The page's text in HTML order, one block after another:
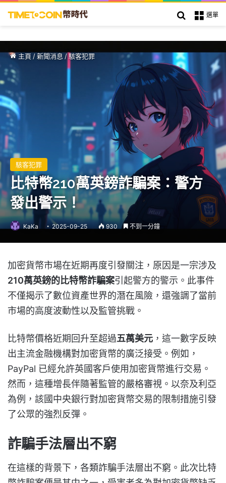
選單
搜索
主頁 /新聞消息 /駭客犯罪
駭客犯罪
比特幣210萬英鎊詐騙案：警方
發出警示！
KaKa 2025-09-25 930 不到一分鐘
加密貨幣市場在近期再度引發關注，原因是一宗涉及
210萬英鎊的比特幣詐騙案引起警方的警示。此事件
不僅揭示了數位資產世界的潛在風險，還強調了當前
市場的高度波動性以及監管挑戰。
比特幣價格近期回升至超過五萬美元 ，這一數字反映
出主流金融機構對加密貨幣的廣泛接受。例如，
PayPal 已經允許英國客戶使用加密貨幣進行交易。
然而，這種增長伴隨著監管的嚴格審視。以奈及利亞
為例，該國中央銀行對加密貨幣交易的限制措施引發
了公眾的強烈反彈。
詐騙手法層出不窮
在這樣的背景下，各類詐騙手法層出不窮。此次比特